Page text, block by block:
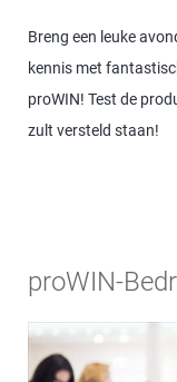
Breng een leuke
kennis met
proWIN! Test de
zult versteld staan!
proWIN-